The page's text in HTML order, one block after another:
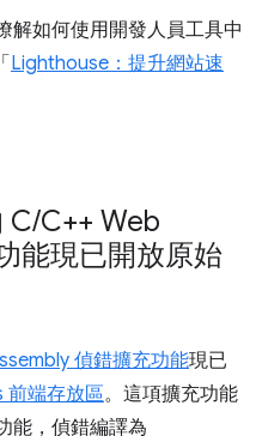
解如何使用開發人員工具中
Lighthouse：提升網站速
C/C++ Web
能現已開放原始
偵錯擴充功能現已
前端存放區。這項擴充功能
能，偵錯編譯為